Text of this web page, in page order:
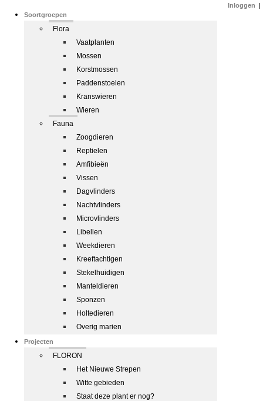
Soortgroepen
Flora
Vaatplanten
Mossen
Korstmossen
Paddenstoelen
Kranswieren
Wieren
Fauna
Zoogdieren
Reptielen
Amfibieën
Vissen
Dagvlinders
Nachtvlinders
Microvlinders
Libellen
Weekdieren
Kreeftachtigen
Stekelhuidigen
Manteldieren
Sponzen
Holtedieren
Overig marien
Projecten
FLORON
Het Nieuwe Strepen
Witte gebieden
Staat deze plant er nog?
Inloggen |